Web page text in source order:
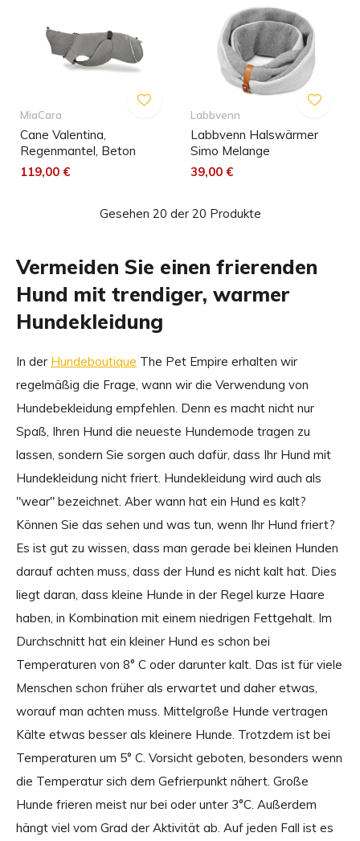
MiaCara
Cane Valentina,
Regenmantel, Beton
119,00 €
Labbvenn
Labbvenn Halswärmer
Simo Melange
39,00 €
Gesehen 20 der 20 Produkte
Vermeiden Sie einen frierenden
Hund mit trendiger, warmer
Hundekleidung
In der Hundeboutique The Pet Empire erhalten wir
regelmäßig die Frage, wann wir die Verwendung von
Hundebekleidung empfehlen. Denn es macht nicht nur
Spaß, Ihren Hund die neueste Hundemode tragen zu
lassen, sondern Sie sorgen auch dafür, dass Ihr Hund mit
Hundekleidung nicht friert. Hundekleidung wird auch als
"wear" bezeichnet. Aber wann hat ein Hund es kalt?
Können Sie das sehen und was tun, wenn Ihr Hund friert?
Es ist gut zu wissen, dass man gerade bei kleinen Hunden
darauf achten muss, dass der Hund es nicht kalt hat. Dies
liegt daran, dass kleine Hunde in der Regel kurze Haare
haben, in Kombination mit einem niedrigen Fettgehalt. Im
Durchschnitt hat ein kleiner Hund es schon bei
Temperaturen von 8° C oder darunter kalt. Das ist für viele
Menschen schon früher als erwartet und daher etwas,
worauf man achten muss. Mittelgroße Hunde vertragen
Kälte etwas besser als kleinere Hunde. Trotzdem ist bei
Temperaturen um 5° C. Vorsicht geboten, besonders wenn
die Temperatur sich dem Gefrierpunkt nähert. Große
Hunde frieren meist nur bei oder unter 3°C. Außerdem
hängt viel vom Grad der Aktivität ab. Auf jeden Fall ist es